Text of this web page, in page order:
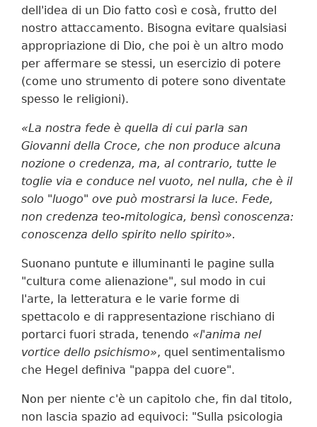
dell'idea di un Dio fatto così e cosà, frutto del
nostro attaccamento. Bisogna evitare qualsiasi
appropriazione di Dio, che poi è un altro modo
per affermare se stessi, un esercizio di potere
(come uno strumento di potere sono diventate
spesso le religioni).
«La nostra fede è quella di cui parla san
Giovanni della Croce, che non produce alcuna
nozione o credenza, ma, al contrario, tutte le
toglie via e conduce nel vuoto, nel nulla, che è il
solo "luogo" ove può mostrarsi la luce. Fede,
non credenza teo-mitologica, bensì conoscenza:
conoscenza dello spirito nello spirito».
Suonano puntute e illuminanti le pagine sulla
"cultura come alienazione", sul modo in cui
l'arte, la letteratura e le varie forme di
spettacolo e di rappresentazione rischiano di
portarci fuori strada, tenendo «l'anima nel
vortice dello psichismo», quel sentimentalismo
che Hegel definiva "pappa del cuore".
Non per niente c'è un capitolo che, fin dal titolo,
non lascia spazio ad equivoci: "Sulla psicologia